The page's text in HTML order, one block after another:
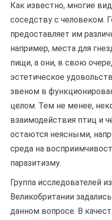
Как известно, многие
соседству с человеком.
предоставляет им
например, места для
пищи, а они, в свою
эстетическое
звеном в
целом. Тем не менее,
взаимодействия птиц и
остаются неясными,
среда на
паразитизму.
Группа исследователей
Великобритании
данном вопросе. В